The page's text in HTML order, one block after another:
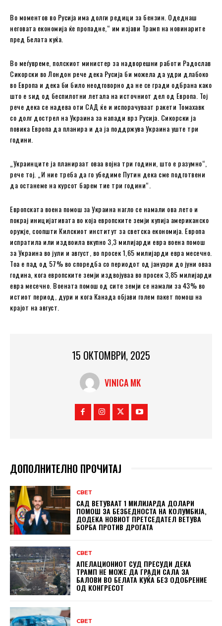
Во моментов во Русија има долги редици за бензин. Одеднаш
неговата економија ќе пропадне,“ им изјави Трамп на новинарите
пред Белата куќа.
Во меѓувреме, полскиот министер за надворешни работи Радослав
Сикорски во Лондон рече дека Русија би можела да удри длабоко
во Европа и дека би било неодговорно да не се гради одбрана како
што е ѕид од беспилотни летала на источниот дел од Европа. Тој
рече дека се надева оти САД ќе и испорачуваат ракети Томахавк
со долг дострел на Украина за напади врз Русија. Сикорски ја
повика Европа да планира и да ја поддржува Украина уште три
години.
„Украинците ја планираат оваа војна три години, што е разумно“,
рече тој. „И ние треба да го убедиме Путин дека сме подготвени
да останеме на курсот барем тие три години“.
Европската воена помош за Украина нагло се намали ова лето и
покрај иницијативата во која европските земји купија американско
оружје, соопшти Килскиот институт за светска економија. Европа
испратила или издвоила вкупно 3,3 милијарди евра воена помош
за Украина во јули и август, во просек 1,65 милијарди евра месечно.
Тоа е пад од 57% во споредба со периодот од јануари до јуни оваа
година, кога европските земји издвојуваа во просек 3,85 милијарди
евра месечно. Воената помош од сите земји се намали за 43% во
истиот период, дури и кога Канада објави голем пакет помош на
крајот на август.
15 ОКТОМВРИ, 2025
VINICA MK
ДОПОЛНИТЕЛНО ПРОЧИТАЈ
СВЕТ
САД ВЕТУВААТ 1 МИЛИЈАРДА ДОЛАРИ
ПОМОШ ЗА БЕЗБЕДНОСТА НА КОЛУМБИЈА,
ДОДЕКА НОВИОТ ПРЕТСЕДАТЕЛ ВЕТУВА
БОРБА ПРОТИВ ДРОГАТА
СВЕТ
АПЕЛАЦИОНИОТ СУД ПРЕСУДИ ДЕКА
ТРАМП НЕ МОЖЕ ДА ГРАДИ САЛА ЗА
БАЛОВИ ВО БЕЛАТА КУЌА БЕЗ ОДОБРЕНИЕ
ОД КОНГРЕСОТ
СВЕТ